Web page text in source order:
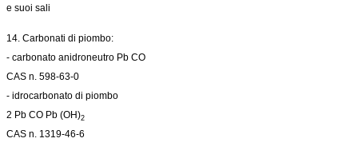
e suoi sali
14. Carbonati di piombo:
- carbonato anidroneutro Pb CO
CAS n. 598-63-0
- idrocarbonato di piombo
2 Pb CO Pb (OH)2
CAS n. 1319-46-6